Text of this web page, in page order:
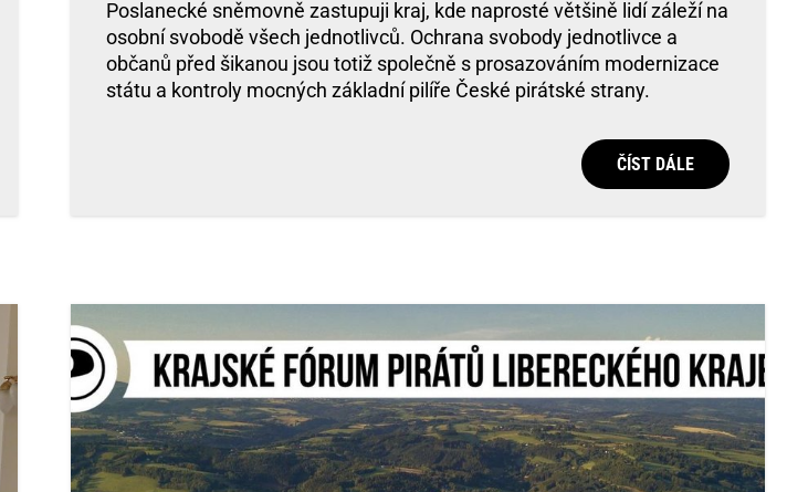
Poslanecké sněmovně zastupuji kraj, kde naprosté většině lidí záleží na
osobní svobodě všech jednotlivců. Ochrana svobody jednotlivce a
občanů před šikanou jsou totiž společně s prosazováním modernizace
státu a kontroly mocných základní pilíře České pirátské strany.
ČÍST DÁLE